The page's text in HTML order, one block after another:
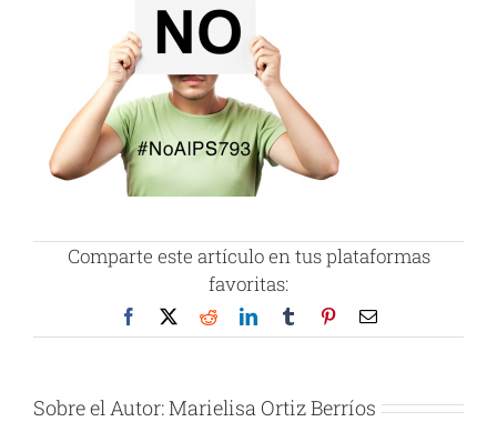
Comparte este artículo en tus plataformas
favoritas:
Facebook RedditLinkedInTumblr PinterestCorreo
electrónico
Sobre el Autor:Marielisa Ortiz Berríos